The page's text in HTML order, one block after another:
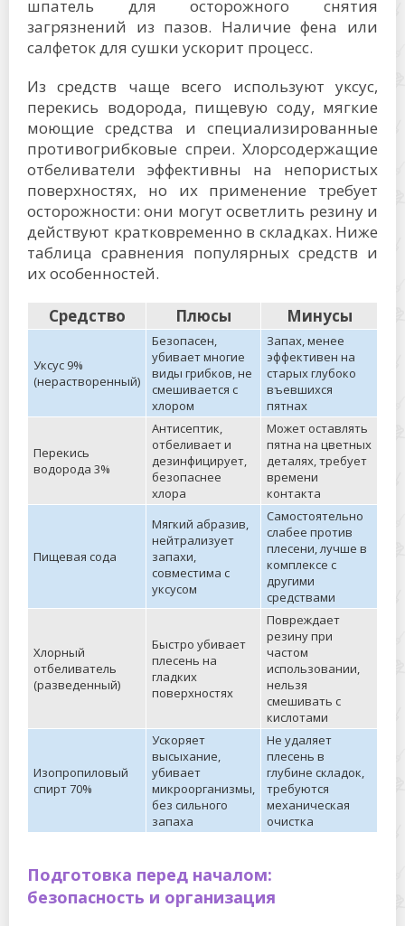
шпатель для осторожного снятия
загрязнений из пазов. Наличие фенa или
салфеток для сушки ускорит процесс.
Из средств чаще всего используют уксус,
перекись водорода, пищевую соду, мягкие
моющие средства и специализированные
противогрибковые спреи. Хлорсодержащие
отбеливатели эффективны на непористых
поверхностях, но их применение требует
осторожности: они могут осветлить резину и
действуют кратковременно в складках. Ниже
таблица сравнения популярных средств и
их особенностей.
Средство Плюсы Минусы
Уксус 9%
(нерастворенный)
Безопасен,
убивает многие
виды грибков, не
смешивается с
хлором
Запах, менее
эффективен на
старых глубоко
въевшихся
пятнах
Перекись
водорода 3%
Антисептик,
отбеливает и
дезинфицирует,
безопаснее
хлора
Может оставлять
пятна на цветных
деталях, требует
времени
контакта
Пищевая сода
Мягкий абразив,
нейтрализует
запахи,
совместима с
уксусом
Самостоятельно
слабее против
плесени, лучше в
комплексе с
другими
средствами
Хлорный
отбеливатель
(разведенный)
Быстро убивает
плесень на
гладких
поверхностях
Повреждает
резину при
частом
использовании,
нельзя
смешивать с
кислотами
Изопропиловый
спирт 70%
Ускоряет
высыхание,
убивает
микроорганизмы,
без сильного
запаха
Не удаляет
плесень в
глубине складок,
требуются
механическая
очистка
Подготовка перед началом:
безопасность и организация